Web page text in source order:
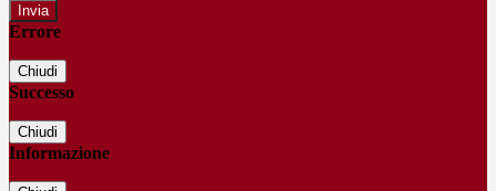
Errore
Chiudi
Successo
Chiudi
Informazione